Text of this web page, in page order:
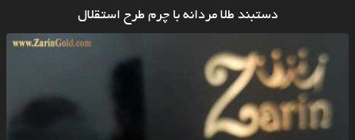
دستبند طلا مردانه با چرم طرح استقلال